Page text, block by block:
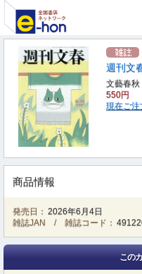
週刊文
文藝春秋
550円
現在ご注
商品情報
発売日： 2026年6月4日
雑誌JAN / 雑誌コード：
この